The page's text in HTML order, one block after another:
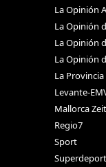
La Opinión
La Opinión
La Opinión
La Opinión
La Provincia
Levante-
Mallorca
Regio7
Sport